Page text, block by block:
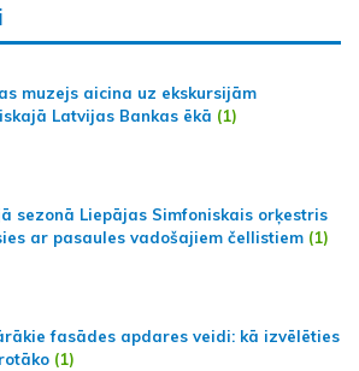
muzejs aicina uz ekskursijām
Latvijas Bankas ēkā (1)
sezonā Liepājas Simfoniskais orķestris
ar pasaules vadošajiem čellistiem (1)
fasādes apdares veidi: kā izvēlēties
(1)